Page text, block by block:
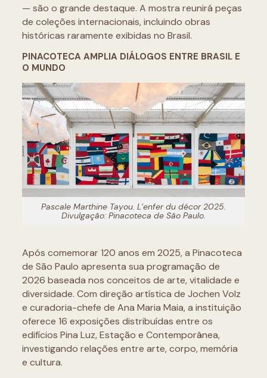
— são o grande destaque. A mostra reunirá peças
de coleções internacionais, incluindo obras
históricas raramente exibidas no Brasil.
PINACOTECA AMPLIA DIÁLOGOS ENTRE BRASIL E
O MUNDO
Pascale Marthine Tayou. L’enfer du décor2025.
Divulgação: Pinacoteca de São Paulo.
Após comemorar 120 anos em 2025, a Pinacoteca
de São Paulo apresenta sua programação de
2026 baseada nos conceitos de arte, vitalidade e
diversidade. Com direção artística de Jochen Volz
e curadoria-chefe de Ana Maria Maia, a instituição
oferece 16 exposições distribuídas entre os
edifícios Pina Luz, Estação e Contemporânea,
investigando relações entre arte, corpo, memória
e cultura.